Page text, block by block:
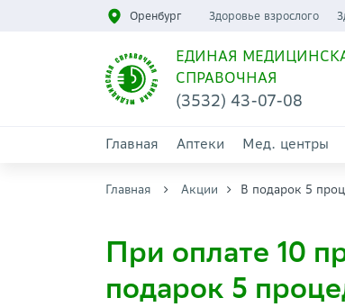
Оренбург Здоровье взрослого
ЕДИНАЯ
СПРАВОЧНАЯ
(3532) 43-07-08
Главная Аптеки Мед. центры
Главная Акции В подарок 5
При оплате 10
подарок 5